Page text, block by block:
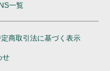
一覧
商取引法に基づく表示
せ